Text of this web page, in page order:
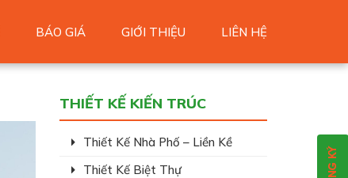
BÁO GIÁ GIỚI THIỆU LIÊN HỆ
THIẾT KẾ KIẾN TRÚC
Thiết Kế Nhà Phố – Liền Kề
Thiết Kế Biệt Thự